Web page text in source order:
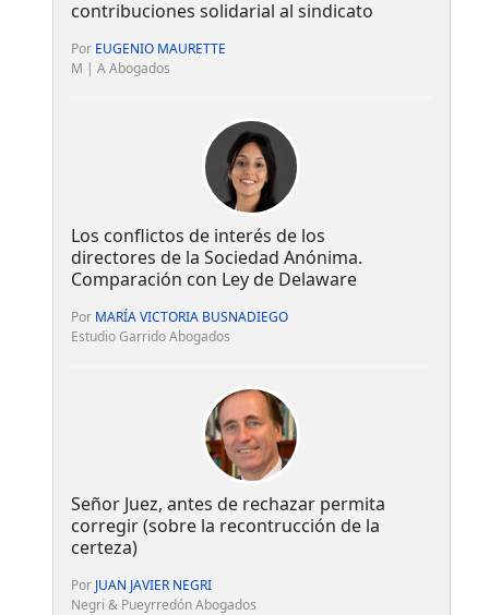
contribuciones solidarial al sindicato
Por EUGENIO MAURETTE
M | A Abogados
Los conflictos de interés de los
directores de la Sociedad Anónima.
Comparación con Ley de Delaware
Por MARÍA VICTORIA BUSNADIEGO
Estudio Garrido Abogados
Señor Juez, antes de rechazar permita
corregir (sobre la recontrucción de la
certeza)
Por JUAN JAVIER NEGRI
Negri & Pueyrredón Abogados